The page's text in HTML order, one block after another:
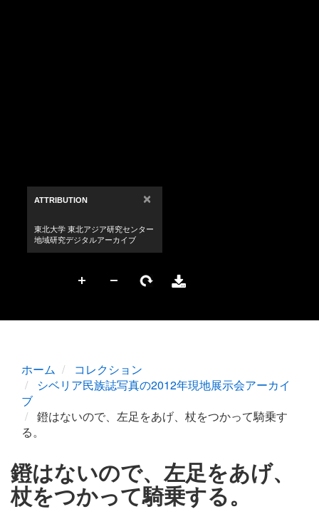
ホーム
コレクション
シベリア民族誌写真の2012年現地展示会アーカイ
ブ
鐙はないので、左足をあげ、杖をつかって騎乗す
る。
鐙はないので、左足をあげ、
杖をつかって騎乗する。